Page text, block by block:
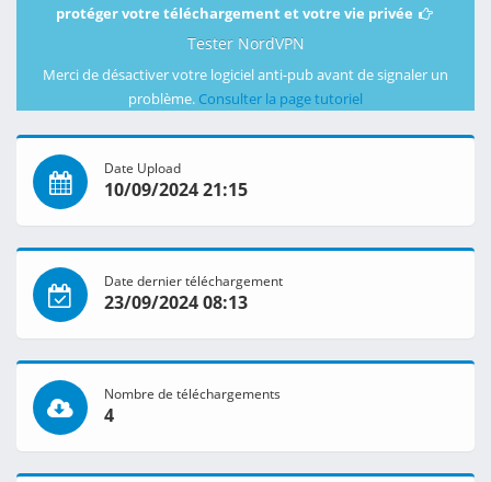
protéger votre téléchargement et votre vie privée
Tester NordVPN
Merci de désactiver votre logiciel anti-pub avant de signaler un
problème. Consulter la page tutoriel
Date Upload
10/09/2024 21:15
Date dernier téléchargement
23/09/2024 08:13
Nombre de téléchargements
4